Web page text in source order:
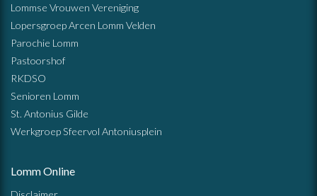
Lommse Vrouwen Vereniging
Lopersgroep Arcen Lomm Velden
Parochie Lomm
Pastoorshof
RKDSO
Senioren Lomm
St. Antonius Gilde
Werkgroep Sfeervol Antoniusplein
Lomm Online